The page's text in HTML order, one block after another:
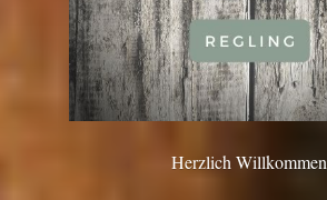
Herzlich Willkommen